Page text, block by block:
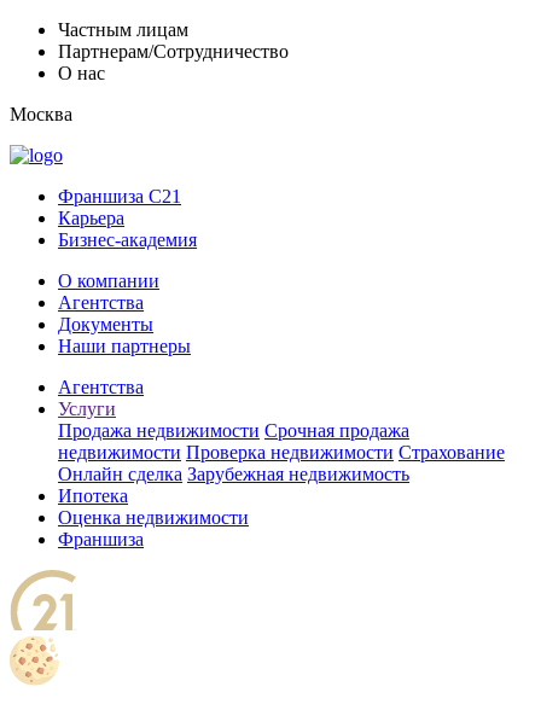
Частным лицам
Партнерам/Сотрудничество
О нас
Москва
Франшиза C21
Карьера
Бизнес-академия
О компании
Агентства
Документы
Наши партнеры
Агентства
Услуги
Продажа недвижимости Срочная продажа
недвижимости Проверка недвижимости Страхование
Онлайн сделка Зарубежная недвижимость
Ипотека
Оценка недвижимости
Франшиза